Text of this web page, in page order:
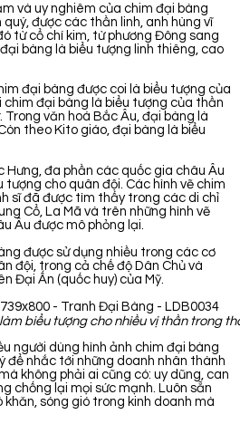
và uy nghiêm của chim đại bàng
được các thần linh, anh hùng vĩ
từ cổ chí kim, từ phương Đông sang
bàng là biểu tượng linh thiêng, cao
đại bàng được coi là biểu tượng của
chim đại bàng là biểu tượng của thần
văn hoá Bắc Âu, đại bàng là
theo Kito giáo, đại bàng là biểu
Hưng, đa phần các quốc gia châu Âu
cho quân đội. Các hình vẽ chim
sĩ đã được tìm thấy trong các di chỉ
Cổ, La Mã và trên những hình vẽ
Âu được mô phỏng lại.
được sử dụng nhiều trong các cơ
đội, trong cả chế độ Dân Chủ và
Đại Ấn (quốc huy) của Mỹ.
biểu tượng cho nhiều vị thần trong
người dùng hình ảnh chim đại bàng
để nhắc tới những doanh nhân thành
không phải ai cũng có: uy dũng, can
chống lại mọi sức mạnh. Luôn sẵn
sóng gió trong kinh doanh mà